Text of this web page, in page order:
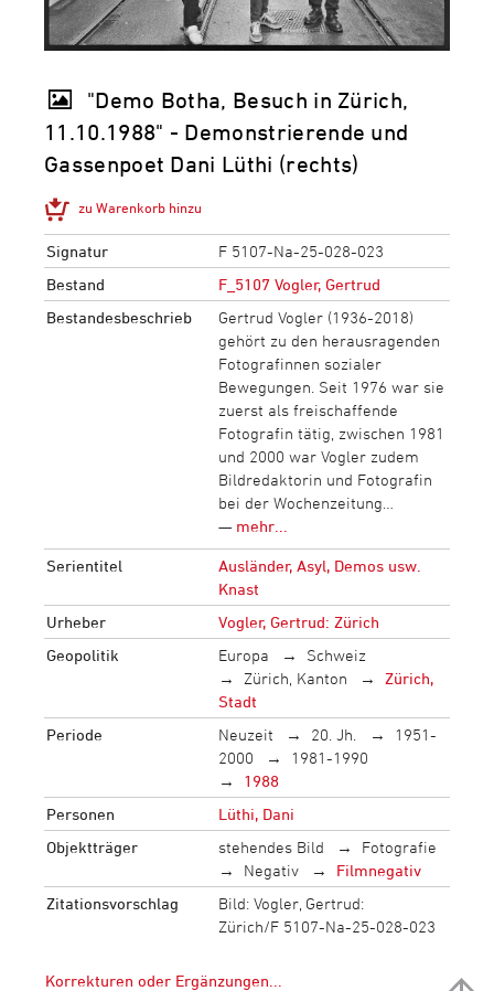
"Demo Botha, Besuch in Zürich,
11.10.1988" - Demonstrierende und
Gassenpoet Dani Lüthi (rechts)
zu Warenkorb hinzu
Signatur
F 5107-Na-25-028-023
Bestand
F_5107 Vogler, Gertrud
Bestandesbeschrieb
Gertrud Vogler (1936-2018)
gehört zu den herausragenden
Fotografinnen sozialer
Bewegungen. Seit 1976 war sie
zuerst als freischaffende
Fotografin tätig, zwischen 1981
und 2000 war Vogler zudem
Bildredaktorin und Fotografin
bei der Wochenzeitung…
— mehr...
Serientitel
Ausländer, Asyl, Demos usw.
Knast
Urheber
Vogler, Gertrud: Zürich
Geopolitik
Europa
Schweiz
Zürich, Kanton
Zürich,
Stadt
Periode
Neuzeit 20. Jh.
1951-
2000
1981-1990
1988
Personen
Lüthi, Dani
Objektträger
stehendes Bild
Fotografie
Negativ
Filmnegativ
Zitationsvorschlag
Bild: Vogler, Gertrud:
Zürich/F 5107-Na-25-028-023
Korrekturen oder Ergänzungen...